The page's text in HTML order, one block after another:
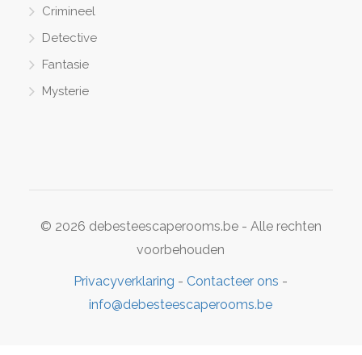
Crimineel
Detective
Fantasie
Mysterie
© 2026 debesteescaperooms.be - Alle rechten
voorbehouden
Privacyverklaring - Contacteer ons -
info@debesteescaperooms.be